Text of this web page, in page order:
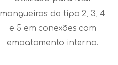
mangueiras do tipo 2, 3, 4
e 5 em conexões com
empatamento interno.